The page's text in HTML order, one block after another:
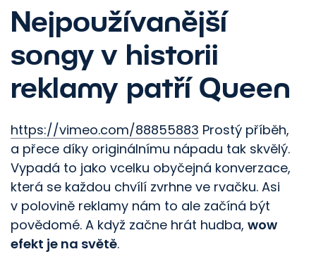
Nejpoužívanější
songy v historii
reklamy patří Queen
https://vimeo.com/88855883 Prostý příběh,
a přece díky originálnímu nápadu tak skvělý.
Vypadá to jako vcelku obyčejná konverzace,
která se každou chvílí zvrhne ve rvačku. Asi
v polovině reklamy nám to ale začíná být
povědomé. A když začne hrát hudba, wow
efekt je na světě.